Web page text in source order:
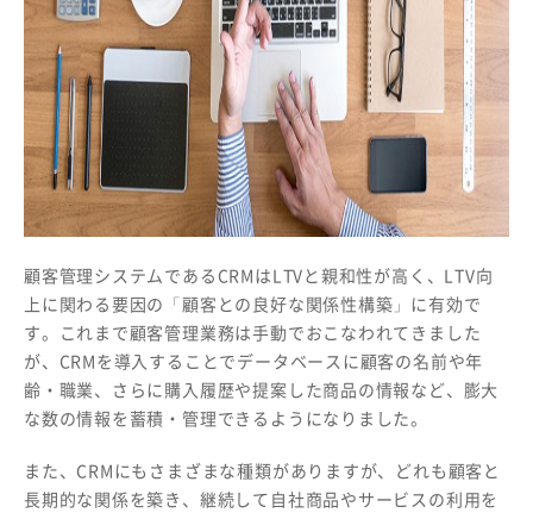
顧客管理システムであるCRMはLTVと親和性が高く、LTV向
上に関わる要因の「顧客との良好な関係性構築」に有効で
す。これまで顧客管理業務は手動でおこなわれてきました
が、CRMを導入することでデータベースに顧客の名前や年
齢・職業、さらに購入履歴や提案した商品の情報など、膨大
な数の情報を蓄積・管理できるようになりました。
また、CRMにもさまざまな種類がありますが、どれも顧客と
長期的な関係を築き、継続して自社商品やサービスの利用を